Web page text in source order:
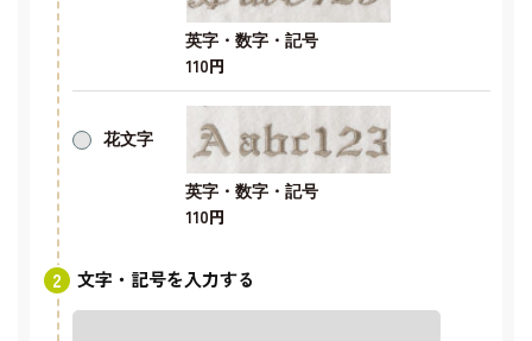
英字・数字・記号
110円
花文字
英字・数字・記号
110円
文字・記号を入力する